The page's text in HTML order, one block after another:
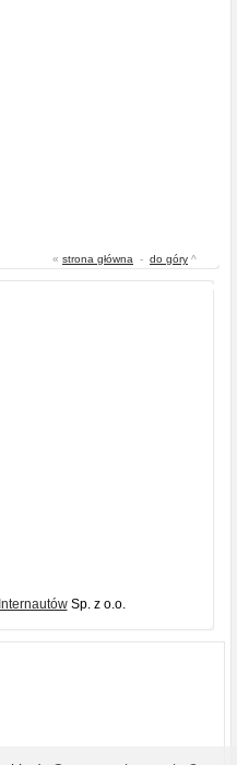
« strona główna - do góry ^
Sp. z o.o.